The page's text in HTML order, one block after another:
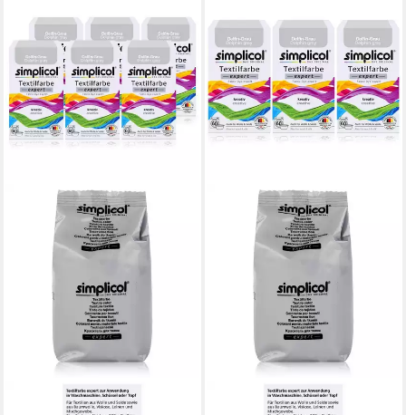
SIMPLICOL SIMPLICOL